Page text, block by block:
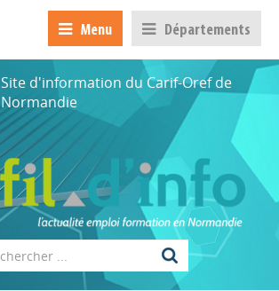
Menu Départements
Site d'information du Carif-Oref de
Normandie